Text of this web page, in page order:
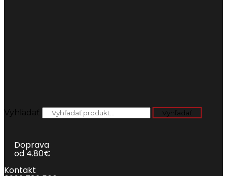
Vyhľadať Vyhľadať
Doprava
od 4.80€
Kontakt